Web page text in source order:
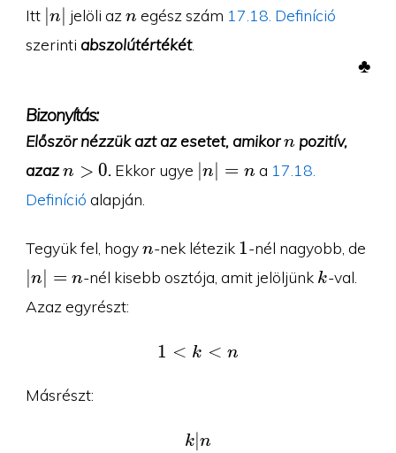
Itt |n|
∣n∣ jelöli az n
n egész szám 17.18. Definíció
szerinti abszolútértékét.
♣
Bizonyítás:
Először nézzük azt az esetet, amikorn
n pozitív,
azazn\gt
0
n > 0. Ekkor ugye |n|=n
∣n∣ = n a 17.18.
Definíció alapján.
Tegyük fel, hogyn
n-nek létezik 1
1-nél nagyobb, de
∣n∣ = n-nél kisebb osztója, amit jelöljünk k
k-val.
Azaz egyrészt:
1\lt k\lt n
1 < k < n
Másrészt:
k|n
k ∣n